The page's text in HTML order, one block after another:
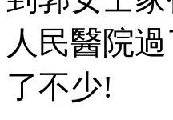
人民醫院
了不少!